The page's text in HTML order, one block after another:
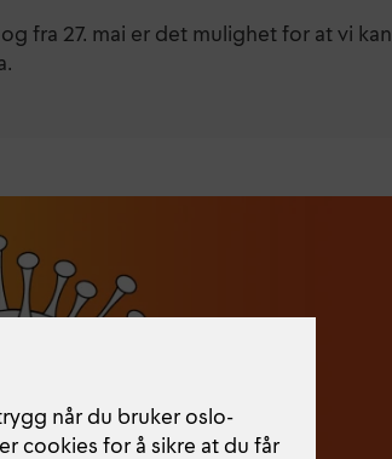
fra 27. mai er det mulighet for at vi kan